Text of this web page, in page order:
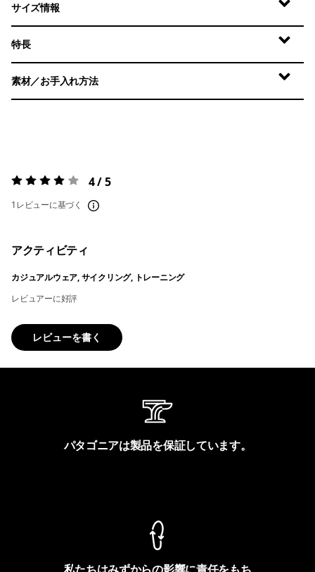
サイズ情報
特長
素材／お手入れ方法
評価:4 / 5 4 / 5
1レビューに基づく
アクティビティ
カジュアルウェア, サイクリング, トレーニング
レビュアーに好評
レビューを書く
パタゴニアは製品を保証しています。